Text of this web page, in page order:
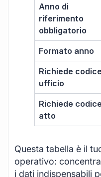
Anno di
riferimento
obbligatorio
Formato anno
Richiede codice
ufficio
Richiede codice
atto
Questa tabella è il
operativo:
i dati indispensabili